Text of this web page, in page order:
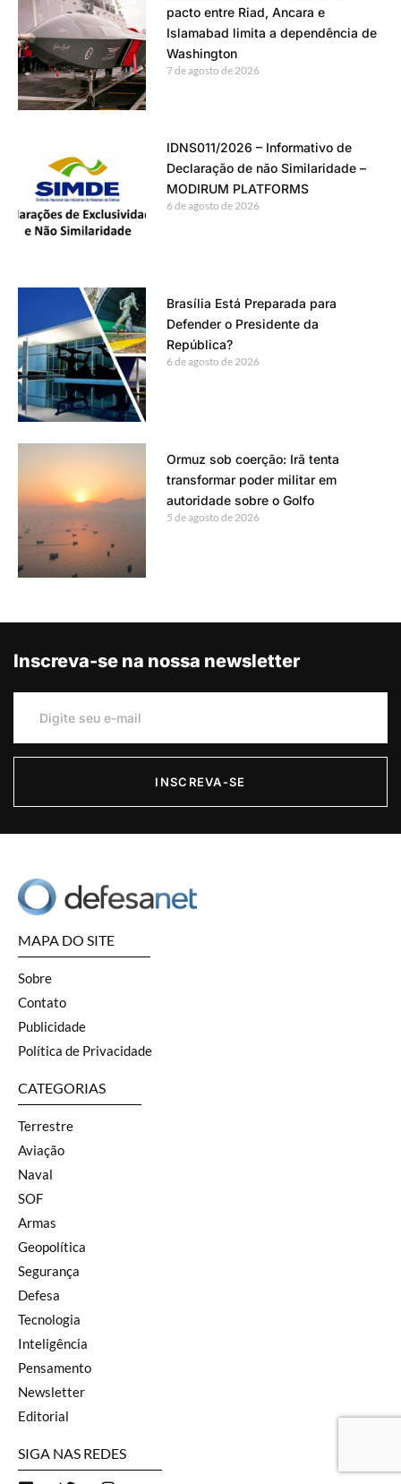
pacto entre Riad, Ancara e
Islamabad limita a dependência de
Washington
7 de agosto de 2026
IDNS011/2026 – Informativo de
Declaração de não Similaridade –
MODIRUM PLATFORMS
6 de agosto de 2026
Brasília Está Preparada para
Defender o Presidente da
República?
6 de agosto de 2026
Ormuz sob coerção: Irã tenta
transformar poder militar em
autoridade sobre o Golfo
5 de agosto de 2026
Inscreva-se na nossa newsletter
INSCREVA-SE
MAPA DO SITE
Sobre
Contato
Publicidade
Política de Privacidade
CATEGORIAS
Terrestre
Aviação
Naval
SOF
Armas
Geopolítica
Segurança
Defesa
Tecnologia
Inteligência
Pensamento
Newsletter
Editorial
SIGA NAS REDES